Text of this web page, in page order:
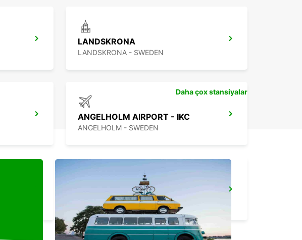
LANDSKRONA
LANDSKRONA - SWEDEN
ANGELHOLM AIRPORT - IKC
ANGELHOLM - SWEDEN
ALBERTSLUND - IKC -
ALBERTSLUND - DENMARK
Daha çox stansiyalar